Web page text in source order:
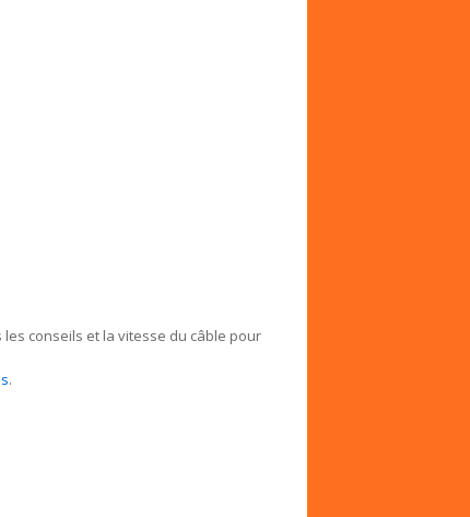
conseils et la vitesse du câble pour
.